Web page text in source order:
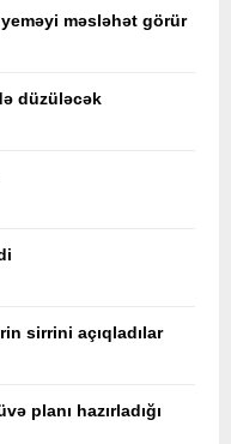
məsləhət görür
düzüləcək
sirrini açıqladılar
planı hazırladığı